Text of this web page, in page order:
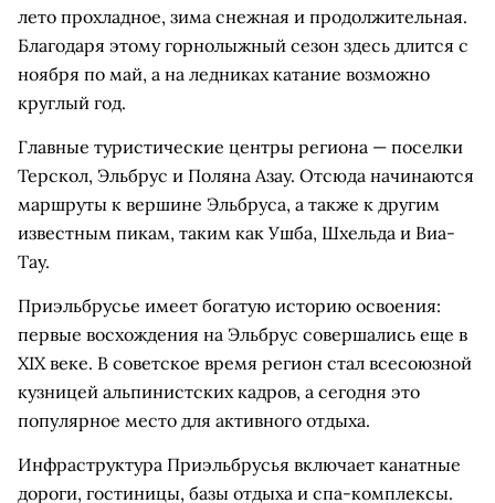
лето прохладное, зима снежная и продолжительная.
Благодаря этому горнолыжный сезон здесь длится с
ноября по май, а на ледниках катание возможно
круглый год.
Главные туристические центры региона — поселки
Терскол, Эльбрус и Поляна Азау. Отсюда начинаются
маршруты к вершине Эльбруса, а также к другим
известным пикам, таким как Ушба, Шхельда и Виа-
Тау.
Приэльбрусье имеет богатую историю освоения:
первые восхождения на Эльбрус совершались еще в
XIX веке. В советское время регион стал всесоюзной
кузницей альпинистских кадров, а сегодня это
популярное место для активного отдыха.
Инфраструктура Приэльбрусья включает канатные
дороги, гостиницы, базы отдыха и спа-комплексы.